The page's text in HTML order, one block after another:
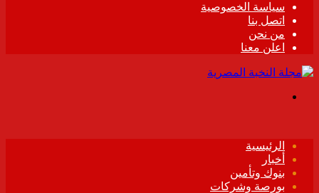
سياسة الخصوصية
اتصل بنا
من نحن
اعلن معنا
الرئيسية
أخبار
بنوك وتأمين
بورصة وشركات